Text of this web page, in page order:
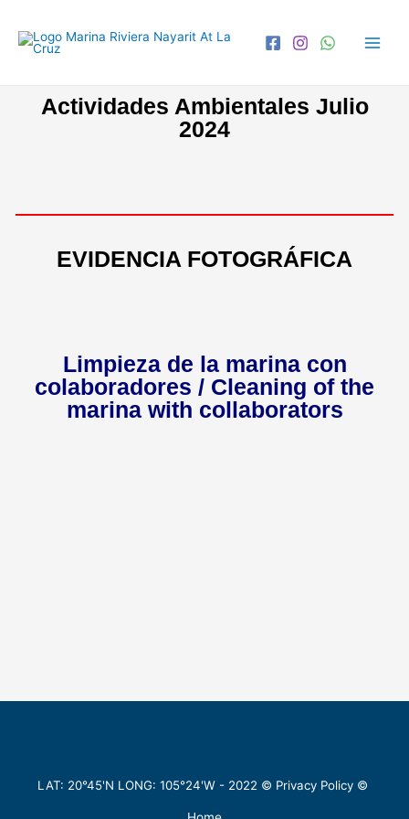
Actividades Ambientales Julio
2024
EVIDENCIA FOTOGRÁFICA
Limpieza de la marina con
colaboradores / Cleaning of the
marina with collaborators
LAT: 20°45'N LONG: 105°24'W - 2022 © Privacy Policy ©